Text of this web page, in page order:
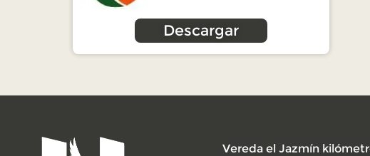
Descargar
Vereda el Jazmín